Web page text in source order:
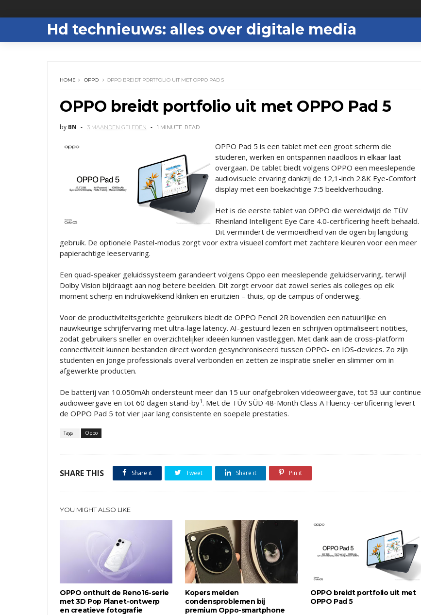
Hd technieuws: alles over digitale media
HOME OPPO OPPO BREIDT PORTFOLIO UIT MET OPPO PAD 5
OPPO breidt portfolio uit met OPPO Pad 5
by BN 3 MAANDEN GELEDEN 1 MINUTE READ
OPPO Pad 5 is een tablet met een groot scherm die
studeren, werken en ontspannen naadloos in elkaar laat
overgaan. De tablet biedt volgens OPPO een meeslepende
audiovisuele ervaring dankzij de 12,1-inch 2.8K Eye-Comfort
display met een boekachtige 7:5 beeldverhouding.
Het is de eerste tablet van OPPO die wereldwijd de TÜV
Rheinland Intelligent Eye Care 4.0-certificering heeft behaald.
Dit vermindert de vermoeidheid van de ogen bij langdurig
gebruik. De optionele Pastel-modus zorgt voor extra visueel comfort met zachtere kleuren voor een meer
papierachtige leeservaring.
Een quad-speaker geluidssysteem garandeert volgens Oppo een meeslepende geluidservaring, terwijl
Dolby Vision bijdraagt aan nog betere beelden. Dit zorgt ervoor dat zowel series als colleges op elk
moment scherp en indrukwekkend klinken en eruitzien – thuis, op de campus of onderweg.
Voor de productiviteitsgerichte gebruikers biedt de OPPO Pencil 2R bovendien een natuurlijke en
nauwkeurige schrijfervaring met ultra-lage latency. AI-gestuurd lezen en schrijven optimaliseert notities,
zodat gebruikers sneller en overzichtelijker ideeën kunnen vastleggen. Met dank aan de cross-platform
connectiviteit kunnen bestanden direct worden gesynchroniseerd tussen OPPO- en IOS-devices. Zo zijn
studenten en jonge professionals overal verbonden en zetten ze inspiratie sneller en slimmer om in
afgewerkte producten.
De batterij van 10.050mAh ondersteunt meer dan 15 uur onafgebroken videoweergave, tot 53 uur continue
audioweergave en tot 60 dagen stand-by¹. Met de TÜV SÜD 48-Month Class A Fluency-certificering levert
de OPPO Pad 5 tot vier jaar lang consistente en soepele prestaties.
Tags : Oppo
SHARE THIS Share it Tweet Share it Pin it
YOU MIGHT ALSO LIKE
OPPO onthult de Reno16-serie
met 3D Pop Planet-ontwerp
en creatieve fotografie
Kopers melden
condensproblemen bij
premium Oppo-smartphone
OPPO breidt portfolio uit met
OPPO Pad 5